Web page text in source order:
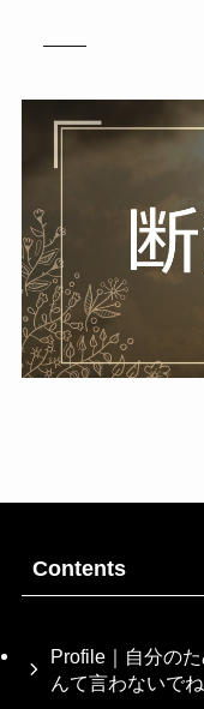
Contents
Profile｜自分の
んて言わないでね